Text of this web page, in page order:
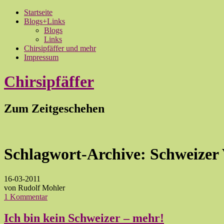
Startseite
Blogs+Links
Blogs
Links
Chirsipfäffer und mehr
Impressum
Chirsipfäffer
Zum Zeitgeschehen
Schlagwort-Archive: Schweizer
16-03-2011
von Rudolf Mohler
1 Kommentar
Ich bin kein Schweizer – mehr!